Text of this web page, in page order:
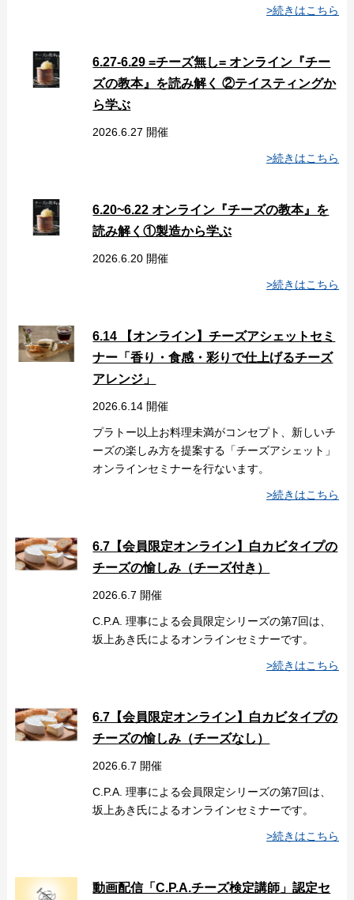
>続きはこちら
6.27-6.29 =チーズ無し= オンライン『チー
ズの教本』を読み解く ②テイスティングか
ら学ぶ
2026.6.27 開催
>続きはこちら
6.20~6.22 オンライン『チーズの教本』を
読み解く①製造から学ぶ
2026.6.20 開催
>続きはこちら
6.14 【オンライン】チーズアシェットセミ
ナー「香り・食感・彩りで仕上げるチーズ
アレンジ」
2026.6.14 開催
プラトー以上お料理未満がコンセプト、新しいチ
ーズの楽しみ方を提案する「チーズアシェット」
オンラインセミナーを行ないます。
>続きはこちら
6.7【会員限定オンライン】白カビタイプの
チーズの愉しみ（チーズ付き）
2026.6.7 開催
C.P.A. 理事による会員限定シリーズの第7回は、
坂上あき氏によるオンラインセミナーです。
>続きはこちら
6.7【会員限定オンライン】白カビタイプの
チーズの愉しみ（チーズなし）
2026.6.7 開催
C.P.A. 理事による会員限定シリーズの第7回は、
坂上あき氏によるオンラインセミナーです。
>続きはこちら
動画配信「C.P.A.チーズ検定講師」認定セ